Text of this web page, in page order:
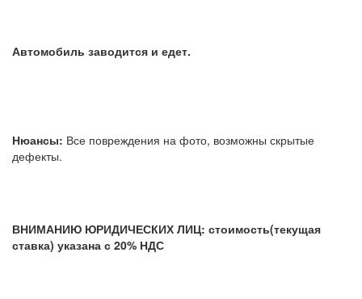
Автомобиль заводится и едет.
Нюансы: Все повреждения на фото, возможны скрытые
дефекты.
ВНИМАНИЮ ЮРИДИЧЕСКИХ ЛИЦ: стоимость(текущая
ставка) указана с 20% НДС